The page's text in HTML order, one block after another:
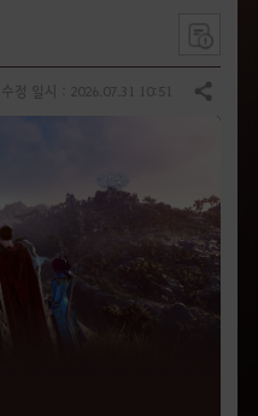
공유하기